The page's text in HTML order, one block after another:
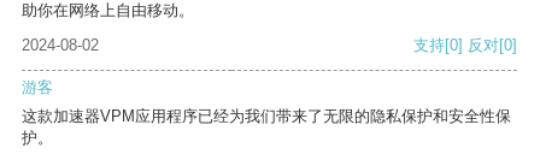
助你在网络上自由移动。
2024-08-02
支持[0] 反对[0]
游客
这款加速器VPM应用程序已经为我们带来了无限的隐私保护和安全性保
护。